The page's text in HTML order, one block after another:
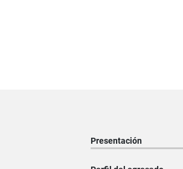
Presentación